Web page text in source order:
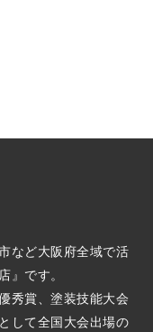
など大阪府全域で活
』です。
秀賞、塗装技能大会
して全国大会出場の